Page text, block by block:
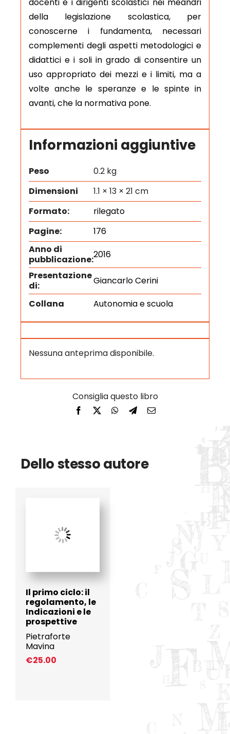
della legislazione scolastica, per
conoscerne i fundamenta, necessari
complementi degli aspetti metodologici e
didattici e i soli in grado di consentire un
uso appropriato dei mezzi e i limiti, ma a
volte anche le speranze e le spinte in
avanti, che la normativa pone.
Informazioni aggiuntive
Peso
0.2 kg
Dimensioni
1.1 × 13 × 21 cm
Formato:
rilegato
Pagine:
176
Anno di
pubblicazione:2016
Presentazione
di:
Giancarlo Cerini
Collana
Autonomia e scuola
Nessuna anteprima disponibile.
Dello stesso autore
Il primo ciclo: il
regolamento, le
Indicazioni e le
prospettive
Pietraforte
Mavina
€25.00